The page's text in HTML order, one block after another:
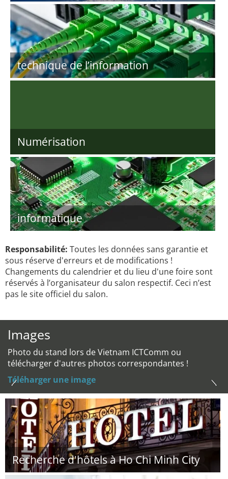
technique de l’information
Numérisation
informatique
Responsabilité: Toutes les données sans garantie et
sous réserve d'erreurs et de modifications !
Changements du calendrier et du lieu d'une foire sont
réservés à l’organisateur du salon respectif. Ceci n’est
pas le site officiel du salon.
Images
Photo du stand lors de Vietnam ICTComm ou
télécharger d'autres photos correspondantes !
Téléharger une image
Recherche d'hôtels à Ho Chi Minh City